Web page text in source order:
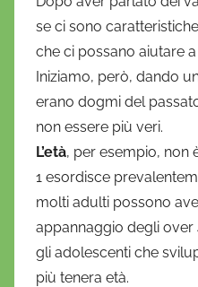
se ci sono
che ci possano aiutare
Iniziamo, però, dando
erano dogmi del
non essere più veri.
L’età, per esempio, non
1 esordisce
molti adulti possono
appannaggio degli
gli adolescenti che
più tenera età.